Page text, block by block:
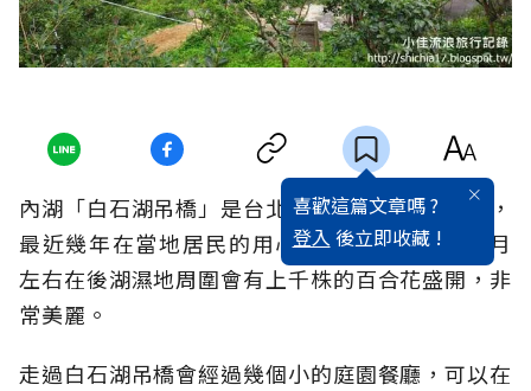
喜歡這篇文章嗎 ?
登入 後立即收藏 !
內湖「白石湖吊橋」是台北近年小有名的新景點，
最近幾年在當地居民的用心復育下，每年5、6月
左右在後湖濕地周圍會有上千株的百合花盛開，非
常美麗。
走過白石湖吊橋會經過幾個小的庭園餐廳，可以在